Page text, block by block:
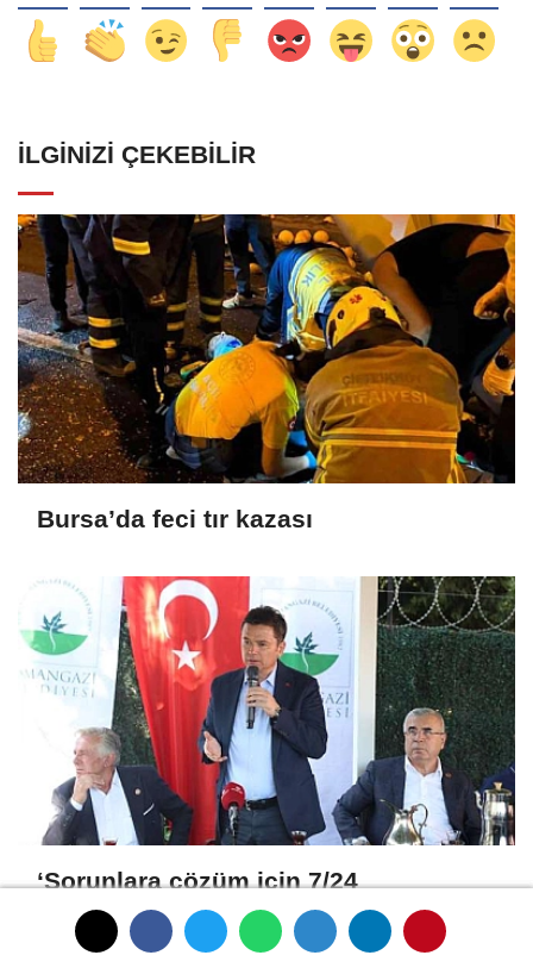
Yorumlar
Yorumlar
İLGINIZI ÇEKEBILIR
Bursa’da feci tır kazası
‘Sorunlara çözüm için 7/24
çalışıyoruz’